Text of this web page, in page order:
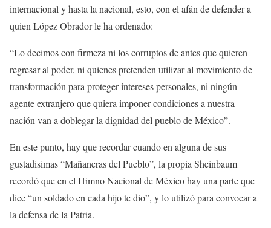
internacional y hasta la nacional, esto, con el afán de defender a
quien López Obrador le ha ordenado:
“Lo decimos con firmeza ni los corruptos de antes que quieren
regresar al poder, ni quienes pretenden utilizar al movimiento de
transformación para proteger intereses personales, ni ningún
agente extranjero que quiera imponer condiciones a nuestra
nación van a doblegar la dignidad del pueblo de México”.
En este punto, hay que recordar cuando en alguna de sus
gustadisimas “Mañaneras del Pueblo”, la propia Sheinbaum
recordó que en el Himno Nacional de México hay una parte que
dice “un soldado en cada hijo te dio”, y lo utilizó para convocar a
la defensa de la Patria.